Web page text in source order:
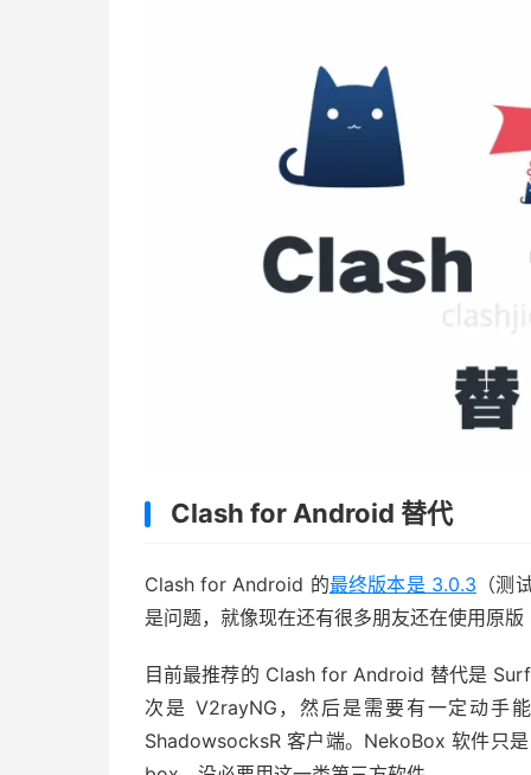
Clash for Android 替代
Clash for Android 的最终版本是 3.0.3 （测
是问题，就像现在还有很多朋友还在使用原
目前最推荐的 Clash for Android 替代是
次是 V2rayNG，然后是需要有一定动手
ShadowsocksR 客户端。NekoBox 软件只